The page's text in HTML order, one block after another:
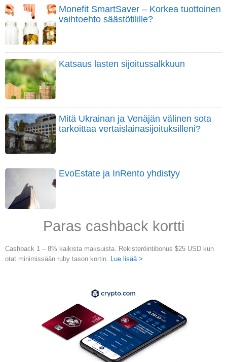
Monefit SmartSaver – Korkea tuottoinen
vaihtoehto säästötilille?
Katsaus lasten sijoitussalkkuun
Mitä Ukrainan ja Venäjän välinen sota
tarkoittaa vertaislainasijoituksilleni?
EvoEstate ja InRento yhdistyy
Paras cashback kortti
Cashback 1 – 8% kaikista maksuista. Rekisteröintibonus $25 USD kun
otat minimissään ruby tason kortin. Lue lisää >